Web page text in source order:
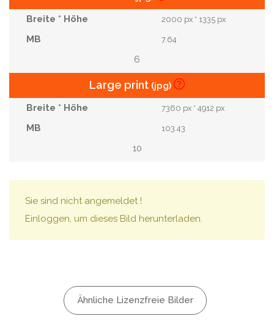
2000 px * 1335 px
7.64
6
Large print (jpg)
7360 px * 4912 px
103.43
10
Sie sind nicht angemeldet !
Einloggen, um dieses Bild herunterladen.
Ähnliche Lizenzfreie Bilder